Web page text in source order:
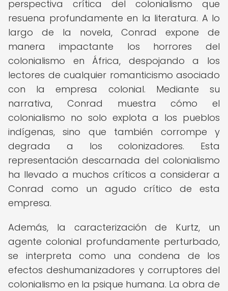
perspectiva crítica del colonialismo que
resuena profundamente en la literatura. A lo
largo de la novela, Conrad expone de
manera impactante los horrores del
colonialismo en África, despojando a los
lectores de cualquier romanticismo asociado
con la empresa colonial. Mediante su
narrativa, Conrad muestra cómo el
colonialismo no solo explota a los pueblos
indígenas, sino que también corrompe y
degrada a los colonizadores. Esta
representación descarnada del colonialismo
ha llevado a muchos críticos a considerar a
Conrad como un agudo crítico de esta
empresa.
Además, la caracterización de Kurtz, un
agente colonial profundamente perturbado,
se interpreta como una condena de los
efectos deshumanizadores y corruptores del
colonialismo en la psique humana. La obra de